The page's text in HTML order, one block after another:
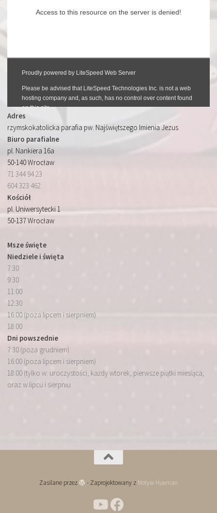
Adres
rzymskokatolicka parafia pw. Najświętszego Imienia Jezus
Biuro parafialne
pl. Nankiera 16a
50-140 Wrocław
71 344 94 23
604 323 462
Kościół
pl. Uniwersytecki 1
50-137 Wrocław
Msze święte
Niedziele i święta
7:30
9:30
11:00
12:30
16:00 (poza lipcem i sierpniem)
18:00
Dni powszednie
7:30 (poza grudniem)
16:00 (poza lipcem i sierpniem)
18:00 (tylko w: uroczystości, każdy wtorek, pierwsze piątki miesiąca,
oraz w lipcu i sierpniu
Zasilane przez - Zaprojektowany z Motyw Hueman